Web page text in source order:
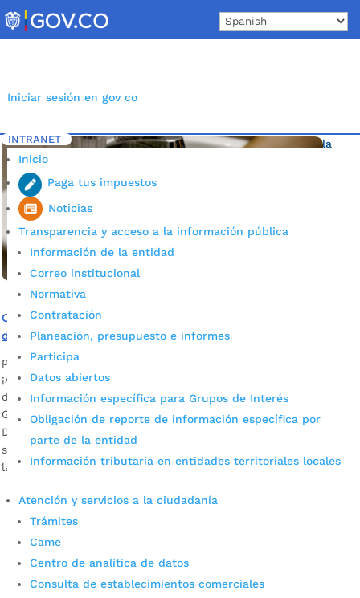
to
content
Iniciar sesión en gov co
INTRANET
Inicio
Paga tus impuestos
Noticias
Transparencia y acceso a la información pública
Información de la entidad
Correo institucional
Normativa
Contratación
Planeación, presupuesto e informes
Participa
Datos abiertos
Información específica para Grupos de Interés
Obligación de reporte de información específica por
parte de la entidad
Información tributaria en entidades territoriales locales
Atención y servicios a la ciudadanía
Trámites
Came
Centro de analítica de datos
Consulta de establecimientos comerciales
Inicio 5 Etiqueta: Cómo ahorrar agua de manera sencilla
Cierre la llave mientras enjabona sus manos: ahorre agua
durante el aislamiento preventivo obligatorio
por Alcaldía de Bucaramanga
¡Ahorremos agua y dinero mientras cuidamos de nosotros,
de nuestra familia y de la salud del planeta! Zoraida Ortiz –
Gerente del Acueducto Metropolitano de Bucaramanga
Descargar audio Hoy por hoy, uno de los mensajes que más
se repite en todo el mundo se refiere a la importancia de
lavarnos las manos con agua y […]